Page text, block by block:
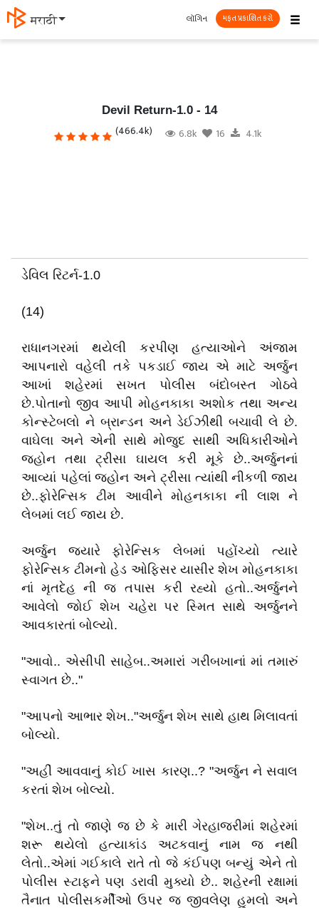
தமிழ் ☰
લૉગિન મફત પ્રકાશિત કરો
Devil Return-1.0 - 14
(466.4k) 6.8k 16 4.1k
ડેવિલ રિટર્ન-1.0
(14)
રાધાનગરમાં થયેલી કરપીણ હત્યાઓને અંજામ
આપનારો વહેલી તકે પકડાઈ જાય એ માટે અર્જુન
આખાં શહેરમાં સખત પોલીસ બંદોબસ્ત ગોઠવે
છે.પોતાનો જીવ આપી મોહનકાકા અશોક તથા અન્ય
કોન્સ્ટેબલો ને બ્રાન્ડન અને ડેઈઝીથી બચાવી લે છે.
વાઘેલા અને એની સાથે મોજુદ સાથી અધિકારીઓને
જ્હોન તથા ટ્રીસા ઘાયલ કરી મૂકે છે..અર્જુનનાં
આવ્યાં પહેલાં જ્હોન અને ટ્રીસા ત્યાંથી નીકળી જાય
છે..ફોરેન્સિક ટીમ આવીને મોહનકાકા ની લાશ ને
લેબમાં લઈ જાય છે.
અર્જુન જયારે ફોરેન્સિક લેબમાં પહોંચ્યો ત્યારે
ફોરેન્સિક ટીમનો હેડ ઓફિસર યાસીર શેખ મોહનકાકા
નાં મૃતદેહ ની જ તપાસ કરી રહ્યો હતો..અર્જુનને
આવેલો જોઈ શેખ ચહેરા પર સ્મિત સાથે અર્જુનને
આવકારતાં બોલ્યો.
"આવો.. એસીપી સાહેબ..અમારાં ગરીબખાનાં માં તમારું
સ્વાગત છે.."
"આપનો આભાર શેખ.."અર્જુન શેખ સાથે હાથ મિલાવતાં
બોલ્યો.
"અહીં આવવાનું કોઈ ખાસ કારણ..? "અર્જુન ને સવાલ
કરતાં શેખ બોલ્યો.
"શેખ..તું તો જાણે જ છે કે મારી ગેરહાજરીમાં શહેરમાં
શરૂ થયેલો હત્યાકાંડ અટકવાનું નામ જ નથી
લેતો..એમાં ગઈકાલે રાતે તો જે કંઈપણ બન્યું એને તો
પોલીસ સ્ટાફને પણ ડરાવી મુક્યો છે.. શહેરની રક્ષામાં
તૈનાત પોલીસકર્મીઓ ઉપર જ જીવલેણ હુમલો અને